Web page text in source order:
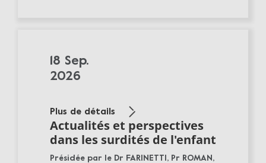
18 Sep.
2026
Plus de détails
Actualités et perspectives
dans les surdités de l'enfant
Présidée par le Dr FARINETTI, Pr ROMAN,